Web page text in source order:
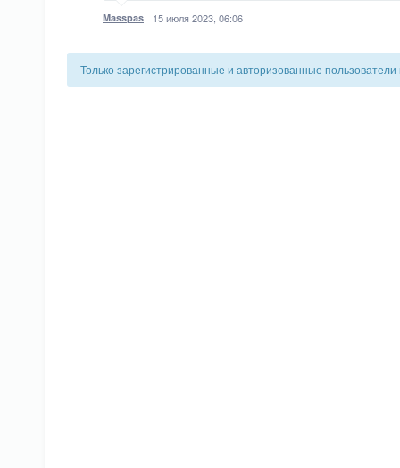
Masspas 15 июля 2023, 06:06
Только зарегистрированные и авторизованные